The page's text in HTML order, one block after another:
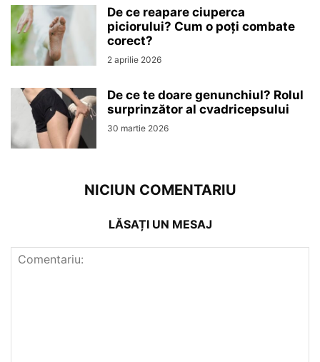
De ce reapare ciuperca
piciorului? Cum o poți combate
corect?
2 aprilie 2026
De ce te doare genunchiul? Rolul
surprinzător al cvadricepsului
30 martie 2026
NICIUN COMENTARIU
LĂSAȚI UN MESAJ